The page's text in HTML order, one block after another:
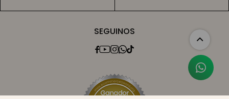
SEGUINOS
